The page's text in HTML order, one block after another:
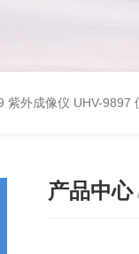
紫外成像仪 UHV-9897
产品中心